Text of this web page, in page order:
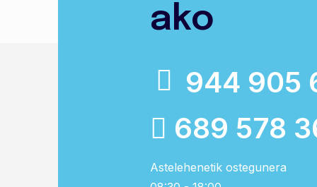
ako
944 905
689 578
Astelehenetik ostegunera